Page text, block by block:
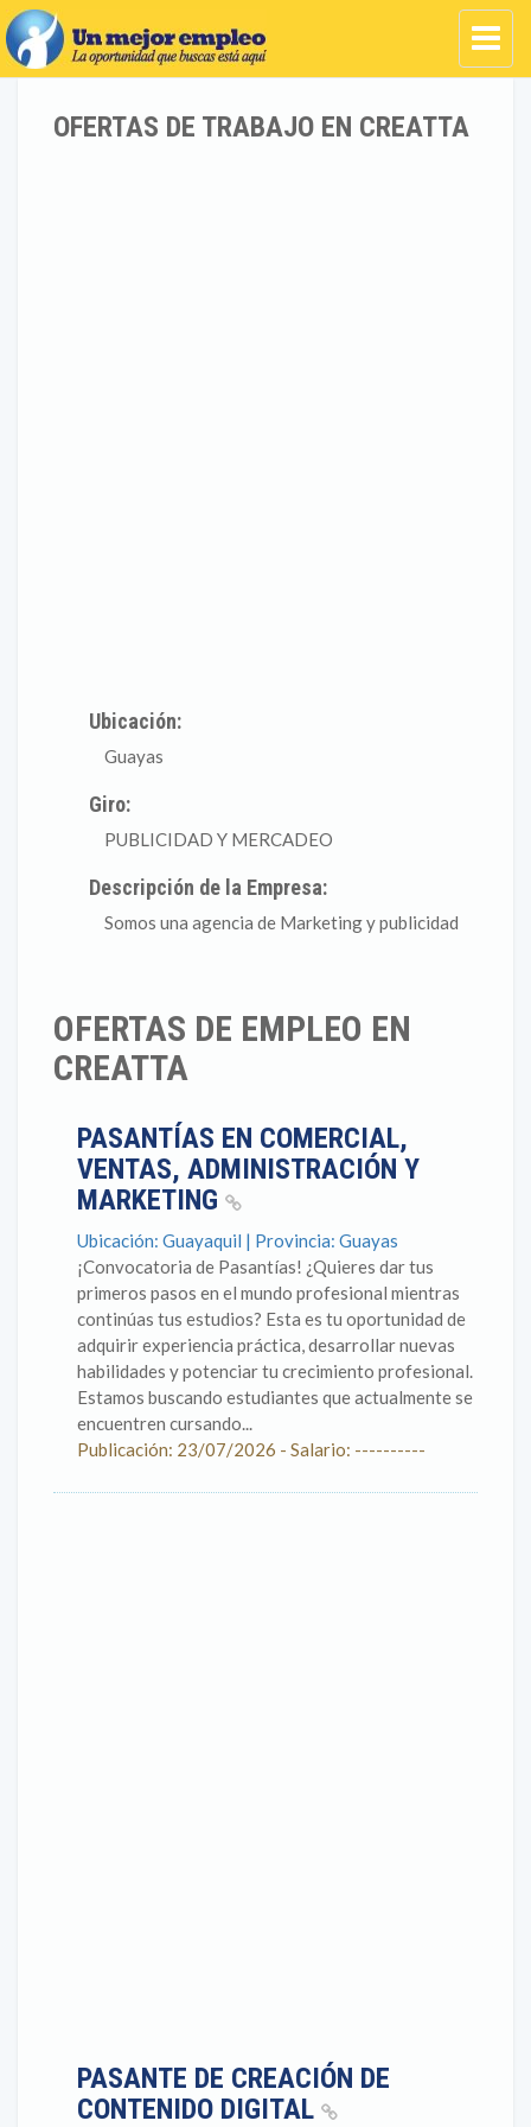
OFERTAS DE TRABAJO EN CREATTA
Ubicación:
Guayas
Giro:
PUBLICIDAD Y MERCADEO
Descripción de la Empresa:
Somos una agencia de Marketing y publicidad
OFERTAS DE EMPLEO EN
CREATTA
PASANTÍAS EN COMERCIAL,
VENTAS, ADMINISTRACIÓN Y
MARKETING
Ubicación: Guayaquil | Provincia: Guayas
¡Convocatoria de Pasantías! ¿Quieres dar tus
primeros pasos en el mundo profesional mientras
continúas tus estudios? Esta es tu oportunidad de
adquirir experiencia práctica, desarrollar nuevas
habilidades y potenciar tu crecimiento profesional.
Estamos buscando estudiantes que actualmente se
encuentren cursando...
Publicación: 23/07/2026 - Salario: ----------
PASANTE DE CREACIÓN DE
CONTENIDO DIGITAL